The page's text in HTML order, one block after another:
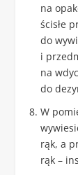
na
ścisłe
do
i
na
do
W
rąk, a
rąk –